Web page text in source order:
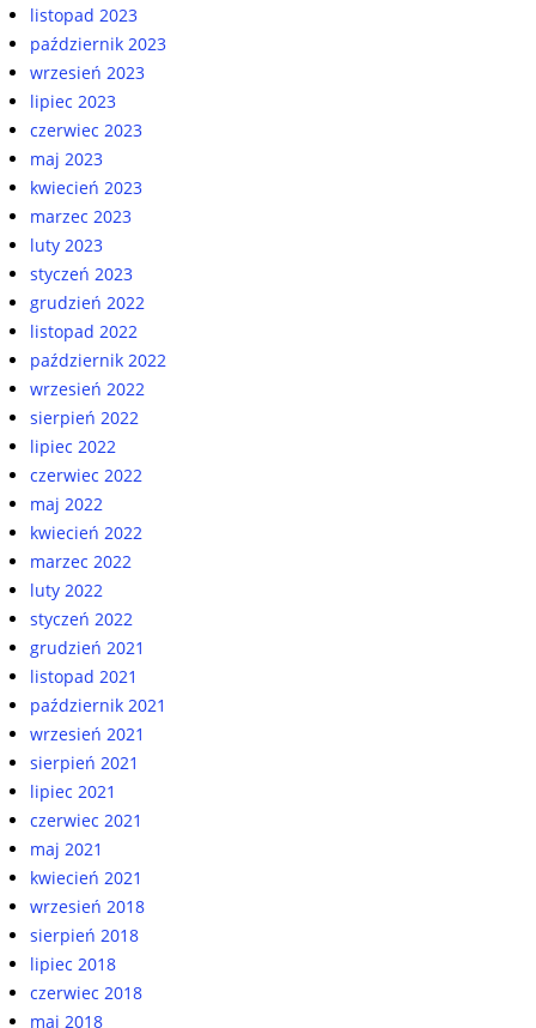
listopad 2023
październik 2023
wrzesień 2023
lipiec 2023
czerwiec 2023
maj 2023
kwiecień 2023
marzec 2023
luty 2023
styczeń 2023
grudzień 2022
listopad 2022
październik 2022
wrzesień 2022
sierpień 2022
lipiec 2022
czerwiec 2022
maj 2022
kwiecień 2022
marzec 2022
luty 2022
styczeń 2022
grudzień 2021
listopad 2021
październik 2021
wrzesień 2021
sierpień 2021
lipiec 2021
czerwiec 2021
maj 2021
kwiecień 2021
wrzesień 2018
sierpień 2018
lipiec 2018
czerwiec 2018
maj 2018